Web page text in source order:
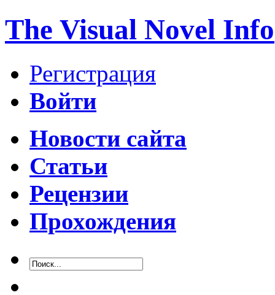
The Visual Novel Info
Регистрация
Войти
Новости сайта
Статьи
Рецензии
Прохождения